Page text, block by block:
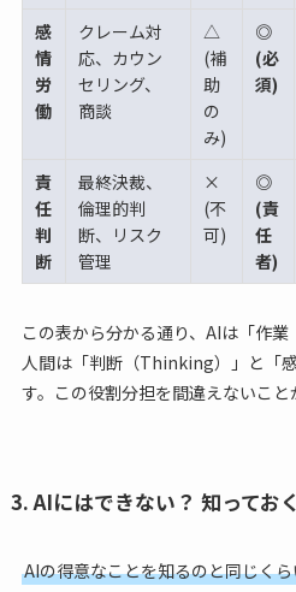
感
情
労
働
クレーム対
応、カウン
セリング、
商談
△
(補
助
の
み)
◎
(必
須)
責
任
判
断
最終決裁、
倫理的判
断、リスク
管理
×
(不
可)
◎
(責
任
者)
この表から分かる通り、AIは「作業
人間は「判断（Thinking）」と「
す。この役割分担を間違えないこと
3. AIにはできない？ 知ってお
AIの得意なことを知るのと同じく